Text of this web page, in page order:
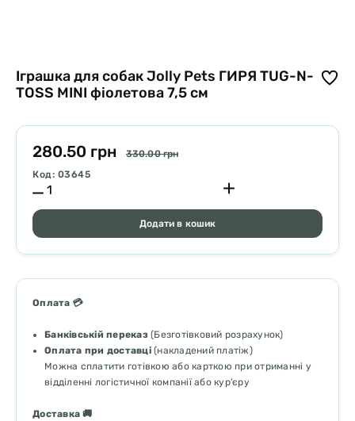
Іграшка для собак Jolly Pets ГИРЯ TUG-N-
TOSS MINI фіолетова 7,5 см
280.50 грн
330.00 грн
Код: 03645
Додати в кошик
Оплата 💳
Банківській переказ(Безготівковий розрахунок)
Оплата при доставці(накладений платіж)
Можна сплатити готівкою або карткою при отриманні у
відділенні логістичної компанії або кур’єру
Доставка 🚚